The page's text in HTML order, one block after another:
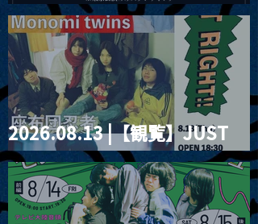
2026」
2026.08.13 |【観覧】JUST
RIGHT!! vol.26